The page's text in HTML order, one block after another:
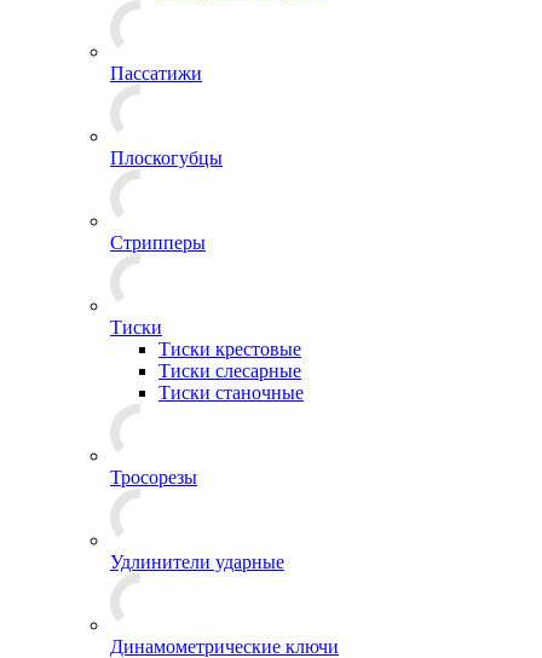
Пассатижи
Плоскогубцы
Стрипперы
Тиски
Тиски крестовые
Тиски слесарные
Тиски станочные
Тросорезы
Удлинители ударные
Динамометрические ключи